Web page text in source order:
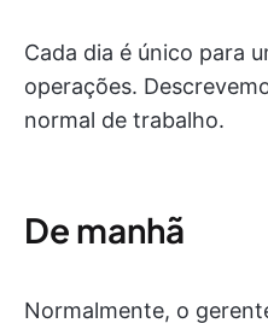
Cada dia é único para
operações.
normal de trabalho.
De manhã
Normalmente, o